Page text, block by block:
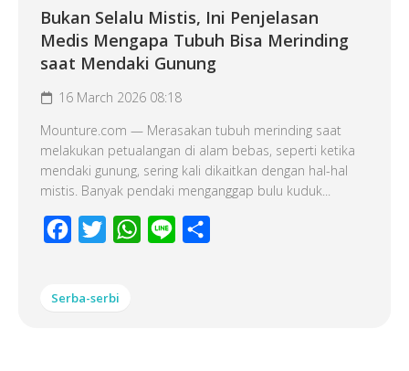
Bukan Selalu Mistis, Ini Penjelasan
Medis Mengapa Tubuh Bisa Merinding
saat Mendaki Gunung
16 March 2026 08:18
Mounture.com — Merasakan tubuh merinding saat
melakukan petualangan di alam bebas, seperti ketika
mendaki gunung, sering kali dikaitkan dengan hal-hal
mistis. Banyak pendaki menganggap bulu kuduk...
Facebook
Twitter WhatsApp
Line
Serba-serbi